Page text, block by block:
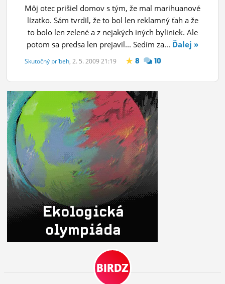
Môj otec prišiel domov s tým, že mal marihuanové
lízatko. Sám tvrdil, že to bol len reklamný ťah a že
to bolo len zelené a z nejakých iných byliniek. Ale
potom sa predsa len prejavil... Sedím za... Ďalej »
Skutočný príbeh, 2. 5. 2009 21:19 8 10
BIRDZ